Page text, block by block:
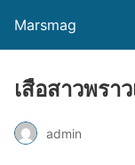
Marsmag
เสือสาวพรา
admin